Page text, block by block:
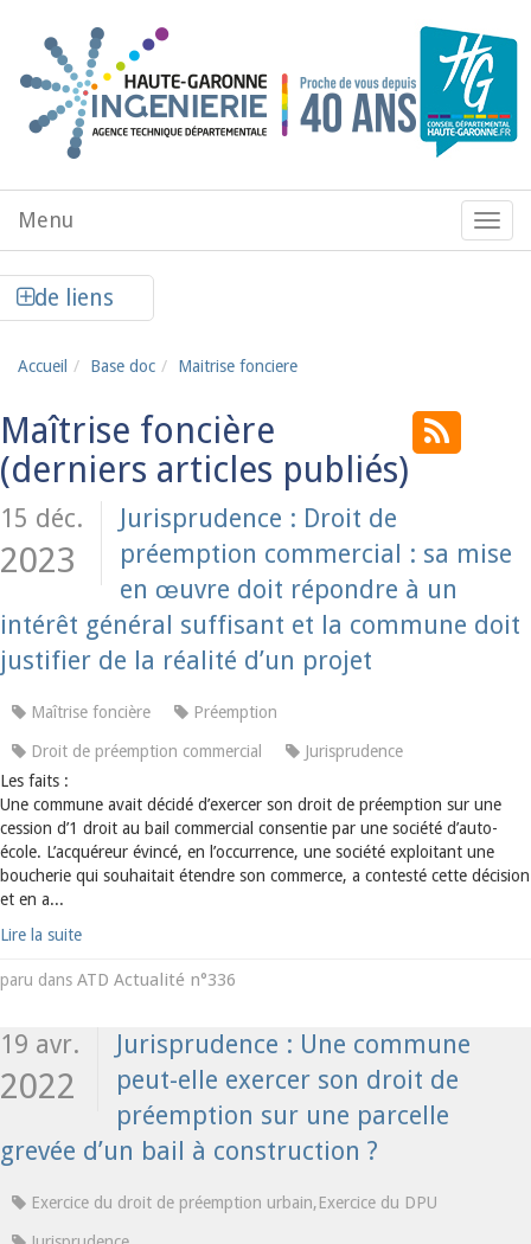
Menu
de
Menu
de liens
Accueil Base doc Maitrise fonciere
Maîtrise foncière
15 déc.
2023
Jurisprudence : Droit de
préemption commercial : sa mise
en œuvre doit répondre à un
intérêt général suffisant et la commune doit
justifier de la réalité d’un projet
Maîtrise foncière Préemption
Droit de préemption commercial
Jurisprudence
Les faits :
Une commune avait décidé d’exercer son droit de préemption sur une
cession d’1 droit au bail commercial consentie par une société d’auto-
école. L’acquéreur évincé, en l’occurrence, une société exploitant une
boucherie qui souhaitait étendre son commerce, a contesté cette décision
et en a...
Lire la suite
paru dans ATD Actualité n°336
19 avr.
2022
Jurisprudence : Une commune
peut-elle exercer son droit de
préemption sur une parcelle
grevée d’un bail à construction ?
Exercice du droit de préemption urbain,Exercice du DPU